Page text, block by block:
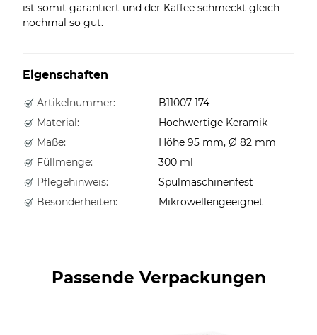
ist somit garantiert und der Kaffee schmeckt gleich
nochmal so gut.
Eigenschaften
Artikelnummer:
B11007-174
Material:
Hochwertige Keramik
Maße:
Höhe 95 mm, Ø 82 mm
Füllmenge:
300 ml
Pflegehinweis:
Spülmaschinenfest
Besonderheiten:
Mikrowellengeeignet
Passende Verpackungen